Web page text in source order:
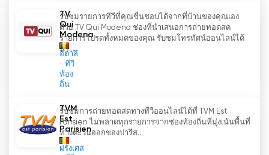
สำหรับการบริโภคคอนเทนต์ออนไลน์ และได้ทำให้การ
รับชมโทรทัศน์ออนไลน์เป็นทางเลือกที่เข้าถึงได้ง่าย ผู้
ชมสามารถสตรีมรายการโปรดและดูตอนที่พลาดไปได้
ตามสะดวกผ่านทางเว็บไซต์หรือแอปพลิเคชันมือถือ
ความยืดหยุ่นนี้ช่วยให้แต่ละคนสามารถปรับแต่ง
ประสบการณ์การรับชมให้เข้ากับตารางเวลาที่ยุ่งวุ่นวาย
เคย- การเขียนโปรแกรม
ด้วยการนำการถ่ายทอดสดมาใช้และนำเสนอตัวเลือก
TV
Qui
Modena
อิตาลี
ทีวี
ท้อง
ถิ่น
รับชมรายการทีวีที่คุณชื่นชอบได้จากที่บ้านของคุณเอง
ด้วย TV Qui Modena ช่องที่นำเสนอการถ่ายทอดสด
รายการโปรดทั้งหมดของคุณ รับชมโทรทัศน์ออนไลน์ได้
ฟรี...
TVM
Est
Parisien
ฝรั่งเศส
รับชมการถ่ายทอดสดทางทีวีออนไลน์ได้ที่ TVM Est
Parisien ไม่พลาดทุกรายการจากช่องท้องถิ่นที่มุ่งเน้นพื้นที่
ทางตะวันออกของปารีส...